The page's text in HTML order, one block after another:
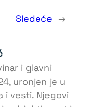
Sledeće →
i glavni
uronjen je u
i vesti. Njegovi